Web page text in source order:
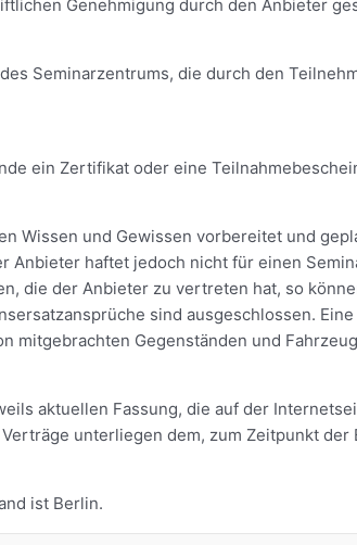
Genehmigung durch den Anbieter
Seminarzentrums, die durch den
ein Zertifikat oder eine
Wissen und Gewissen vorbereitet und
Anbieter haftet jedoch nicht für einen
die der Anbieter zu vertreten hat, so
sind ausgeschlossen.
mitgebrachten Gegenständen und
aktuellen Fassung, die auf der
unterliegen dem, zum Zeitpunkt der
ist Berlin.